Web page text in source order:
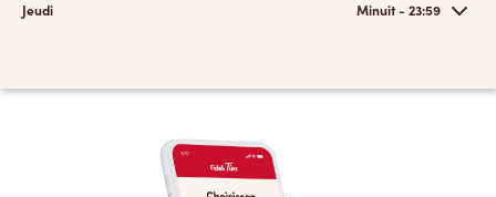
Jeudi Minuit - 23:59